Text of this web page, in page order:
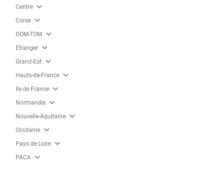
Centre expand_more
Corse expand_more
DOM-TOM expand_more
Etranger expand_more
Grand-Est expand_more
Hauts-de-France expand_more
Ile de France expand_more
Normandie expand_more
Nouvelle-Aquitaine expand_more
Occitanie expand_more
Pays de Loire expand_more
PACA expand_more